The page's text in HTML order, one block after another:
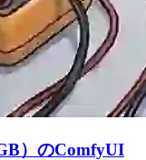
）のComfyUI